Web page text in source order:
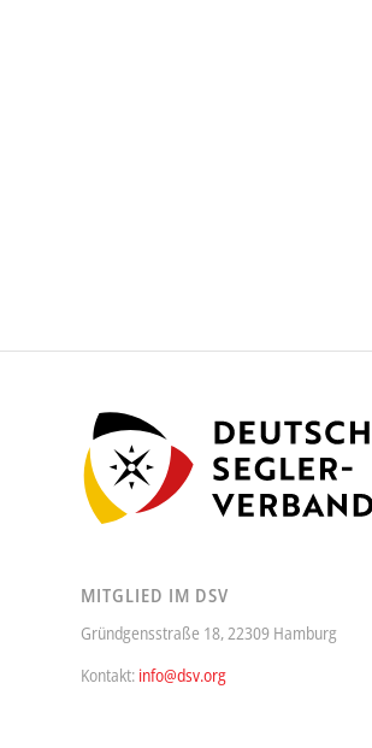
MITGLIED IM DSV
Gründgensstraße 18, 22309 Hamburg
Kontakt: info@dsv.org